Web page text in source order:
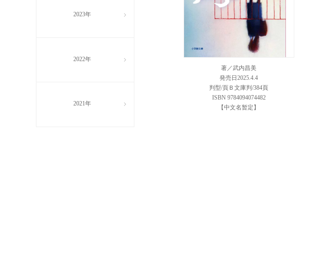
著／武内昌美
発売日2025.4.4
判型/頁Ｂ文庫判/384頁
ISBN 9784094074482
【中文名暂定】
ꁇ
2023年
ꁇ
2022年
ꁇ
2021年